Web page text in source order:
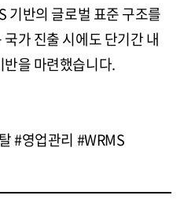
기반의 글로벌 표준 구조를
가 진출 시에도 단기간 내
을 마련했습니다.
#영업관리 #WRMS